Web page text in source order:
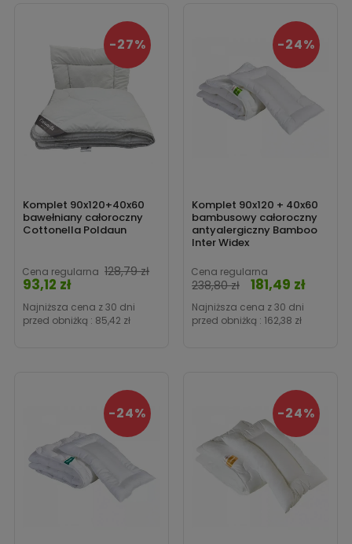
Komplet 90x120+40x60
bawełniany całoroczny
Cottonella Poldaun
Cena regularna 128,79 zł
-27%
Cena
93,12 zł
Najniższa cena z 30 dni
przed obniżką : 85,42 zł
Komplet 90x120 + 40x60
bambusowy całoroczny
antyalergiczny Bamboo
Inter Widex
Cena regularna
238,80 zł
-24%
Cena
181,49 zł
Najniższa cena z 30 dni
przed obniżką : 162,38 zł
-24% -24%